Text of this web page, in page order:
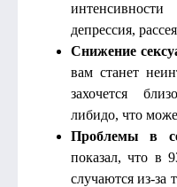
депрессия,
Снижение
вам станет
захочется
либидо, что
Проблемы в
показал, что в
случаются из-за